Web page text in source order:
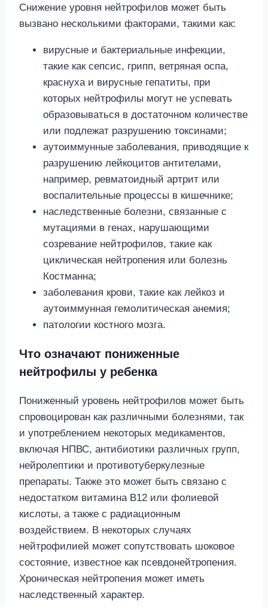
Снижение уровня нейтрофилов может быть
вызвано несколькими факторами, такими как:
вирусные и бактериальные инфекции,
такие как сепсис, грипп, ветряная оспа,
краснуха и вирусные гепатиты, при
которых нейтрофилы могут не успевать
образовываться в достаточном количестве
или подлежат разрушению токсинами;
аутоиммунные заболевания, приводящие к
разрушению лейкоцитов антителами,
например, ревматоидный артрит или
воспалительные процессы в кишечнике;
наследственные болезни, связанные с
мутациями в генах, нарушающими
созревание нейтрофилов, такие как
циклическая нейтропения или болезнь
Костманна;
заболевания крови, такие как лейкоз и
аутоиммунная гемолитическая анемия;
патологии костного мозга.
Что означают пониженные
нейтрофилы у ребенка
Пониженный уровень нейтрофилов может быть
спровоцирован как различными болезнями, так
и употреблением некоторых медикаментов,
включая НПВС, антибиотики различных групп,
нейролептики и противотуберкулезные
препараты. Также это может быть связано с
недостатком витамина B12 или фолиевой
кислоты, а также с радиационным
воздействием. В некоторых случаях
нейтрофилией может сопутствовать шоковое
состояние, известное как псевдонейтропения.
Хроническая нейтропения может иметь
наследственный характер.